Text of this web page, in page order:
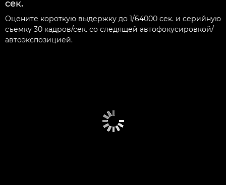
сек.
Оцените короткую выдержку до 1/64000 сек. и серийную
съемку 30 кадров/сек. со следящей автофокусировкой/
автоэкспозицией.